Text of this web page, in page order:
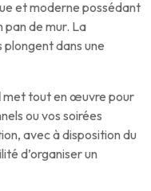
et moderne possédant
pan de mur. La
dans une
met tout en œuvre pour
ou vos soirées
avec à disposition du
d’organiser un